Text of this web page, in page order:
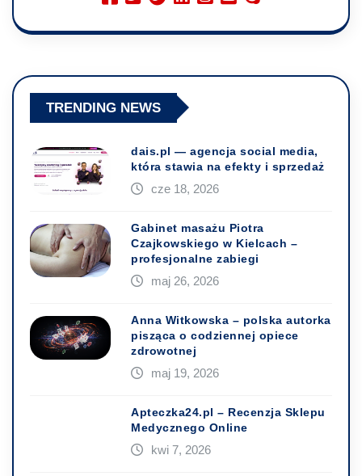
TRENDING NEWS
dais.pl — agencja social media,
która stawia na efekty i sprzedaż
cze 18, 2026
Gabinet masażu Piotra
Czajkowskiego w Kielcach –
profesjonalne zabiegi
maj 26, 2026
Anna Witkowska – polska autorka
pisząca o codziennej opiece
zdrowotnej
maj 19, 2026
Apteczka24.pl – Recenzja Sklepu
Medycznego Online
kwi 7, 2026